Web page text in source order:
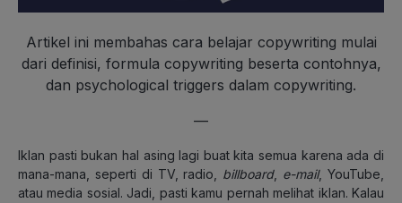
Artikel ini membahas cara belajar copywriting mulai
dari definisi, formula copywriting beserta contohnya,
dan psychological triggers dalam copywriting.
—
Iklan pasti bukan hal asing lagi buat kita semua karena ada di
mana-mana, seperti di TV, radio, billboard, e-mail, YouTube,
atau media sosial. Jadi, pasti kamu pernah melihat iklan. Kalau